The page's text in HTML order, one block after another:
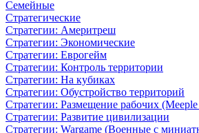
Семейные
Стратегические
Стратегии: Америтреш
Стратегии: Экономические
Стратегии: Еврогейм
Стратегии: Контроль территории
Стратегии: На кубиках
Стратегии: Обустройство территорий
Стратегии: Размещение рабочих (Meeple
Стратегии: Развитие цивилизации
Стратегии: Wargame (Военные с